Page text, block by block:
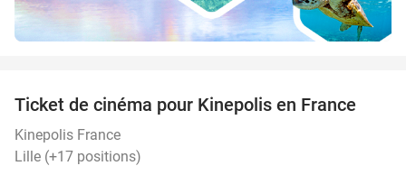
27%
OUT
Ticket de cinéma pour Kinepolis en France
Kinepolis France
Lille (+17 positions)